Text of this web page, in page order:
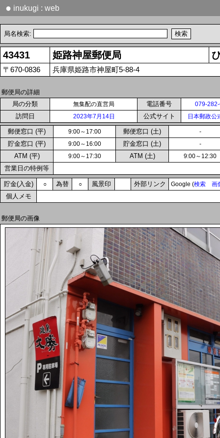
● inukugi : web
局名検索:
43431 姫路神屋郵便局
〒670-0836 兵庫県姫路市神屋町5-88-4
郵便局の詳細
局の分類
無集配の直営局 電話番号 079-
訪問日 2023年7月14日 公式サイト 日本郵政公
郵便窓口 (平) 9:00～17:00 郵便窓口 (土) -
貯金窓口 (平) 9:00～16:00 貯金窓口 (土) -
ATM (平) 9:00～17:30 ATM (土) 9:00～12:30
営業日の特例等
貯金(入金) ○ 為替 ○ 風景印 外部リンク Google (検索 画
個人メモ
郵便局の画像